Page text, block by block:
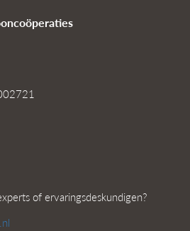
of ervaringsdeskundigen?